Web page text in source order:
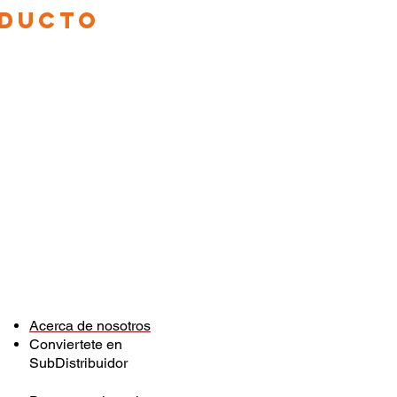
Acerca de nosotros
Conviertete en
SubDistribuidor